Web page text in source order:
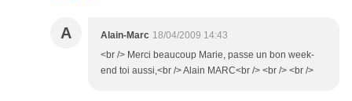
A Alain-Marc 18/04/2009 14:43
<br /> Merci beaucoup Marie, passe un bon week-
end toi aussi,<br /> Alain MARC<br /> <br /> <br />